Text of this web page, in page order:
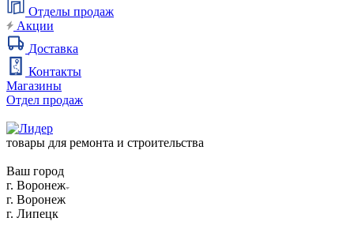
Отделы продаж
Акции
Доставка
Контакты
Магазины
Отдел продаж
товары для ремонта и строительства
Ваш город
г. Воронеж
г. Воронеж
г. Липецк